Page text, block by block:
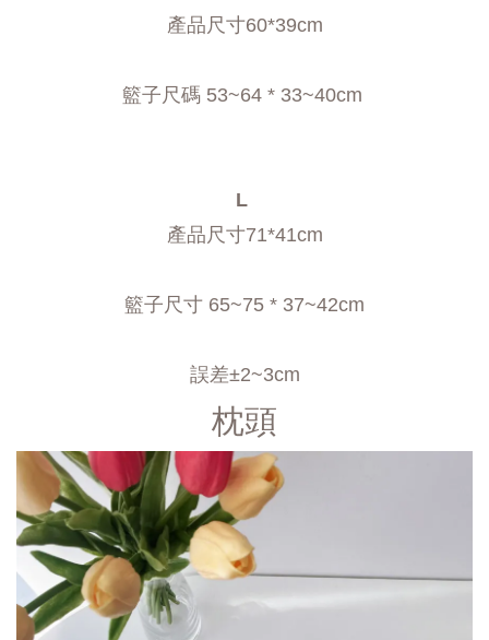
產品尺寸60*39cm
籃子尺碼 53~64 * 33~40cm
L
產品尺寸71*41cm
籃子尺寸 65~75 * 37~42cm
誤差±2~3cm
枕頭